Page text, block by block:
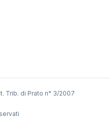
Trib. di Prato n° 3/2007